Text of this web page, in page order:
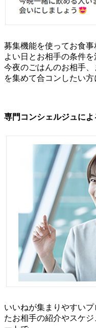
募集機能を使ってお食
よい日とお相手の条件
今夜のごはんのお相手
を集めて合コンしたい方
専門コンシェルジュに
いいねが集まりやすい
たお相手の紹介やスケ